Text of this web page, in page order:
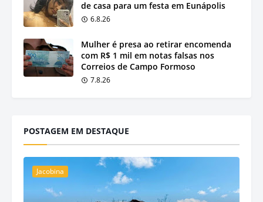
de casa para um festa em Eunápolis
6.8.26
Mulher é presa ao retirar encomenda
com R$ 1 mil em notas falsas nos
Correios de Campo Formoso
7.8.26
POSTAGEM EM DESTAQUE
Jacobina